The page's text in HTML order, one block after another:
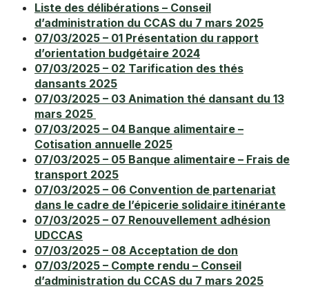
Liste des délibérations – Conseil
d’administration du CCAS du 7 mars 2025
07/03/2025 – 01 Présentation du rapport
d’orientation budgétaire 2024
07/03/2025 – 02 Tarification des thés
dansants 2025
07/03/2025 – 03 Animation thé dansant du 13
mars 2025
07/03/2025 – 04 Banque alimentaire –
Cotisation annuelle 2025
07/03/2025 – 05 Banque alimentaire – Frais de
transport 2025
07/03/2025 – 06 Convention de partenariat
dans le cadre de l’épicerie solidaire itinérante
07/03/2025 – 07 Renouvellement adhésion
UDCCAS
07/03/2025 – 08 Acceptation de don
07/03/2025 – Compte rendu – Conseil
d’administration du CCAS du 7 mars 2025